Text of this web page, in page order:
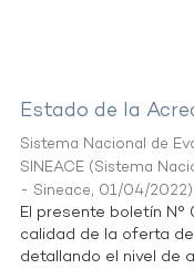
Estado de la
Sistema Nacional de
SINEACE (Sistema
- Sineace, 01/04/2022)
El presente boletín
calidad de la oferta
detallando el nivel de